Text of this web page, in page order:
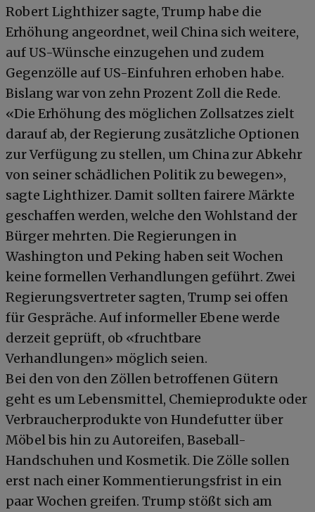
Robert Lighthizer sagte, Trump habe die
Erhöhung angeordnet, weil China sich weitere,
auf US-Wünsche einzugehen und zudem
Gegenzölle auf US-Einfuhren erhoben habe.
Bislang war von zehn Prozent Zoll die Rede.
«Die Erhöhung des möglichen Zollsatzes zielt
darauf ab, der Regierung zusätzliche Optionen
zur Verfügung zu stellen, um China zur Abkehr
von seiner schädlichen Politik zu bewegen»,
sagte Lighthizer. Damit sollten fairere Märkte
geschaffen werden, welche den Wohlstand der
Bürger mehrten. Die Regierungen in
Washington und Peking haben seit Wochen
keine formellen Verhandlungen geführt. Zwei
Regierungsvertreter sagten, Trump sei offen
für Gespräche. Auf informeller Ebene werde
derzeit geprüft, ob «fruchtbare
Verhandlungen» möglich seien.
Bei den von den Zöllen betroffenen Gütern
geht es um Lebensmittel, Chemieprodukte oder
Verbraucherprodukte von Hundefutter über
Möbel bis hin zu Autoreifen, Baseball-
Handschuhen und Kosmetik. Die Zölle sollen
erst nach einer Kommentierungsfrist in ein
paar Wochen greifen. Trump stößt sich am